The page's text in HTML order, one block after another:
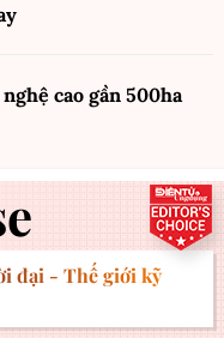
cao gần 500ha
đại - Thế giới kỹ